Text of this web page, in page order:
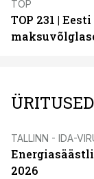
TOP
TOP 231 |
ÜRITUSED
TALLINN - IDA-
2026